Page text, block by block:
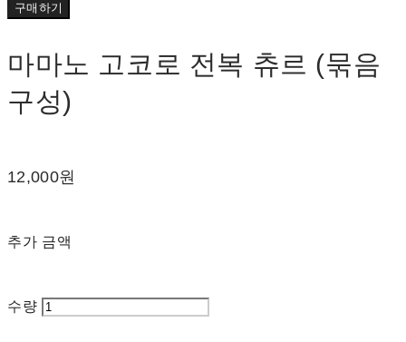
구매하기
마마노 고코로 전복 츄르 (묶음
구성)
12,000원
추가 금액
수량